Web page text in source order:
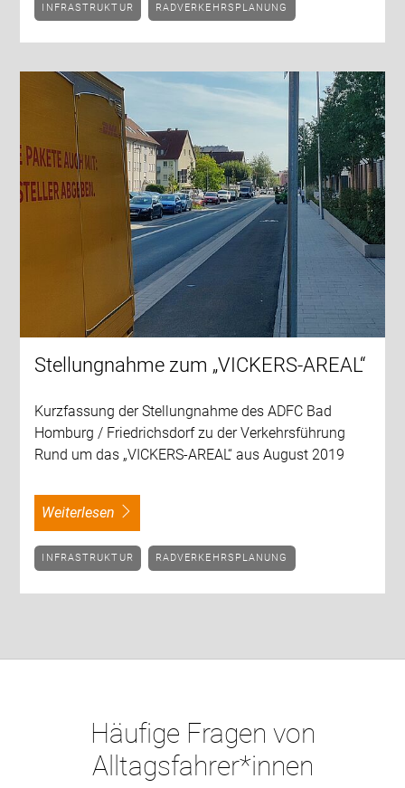
INFRASTRUKTUR RADVERKEHRSPLANUNG
Stellungnahme zum „VICKERS-AREAL“
Kurzfassung der Stellungnahme des ADFC Bad
Homburg / Friedrichsdorf zu der Verkehrsführung
Rund um das „VICKERS-AREAL“ aus August 2019
weiterlesen
INFRASTRUKTUR RADVERKEHRSPLANUNG
Häufige Fragen von
Alltagsfahrer*innen